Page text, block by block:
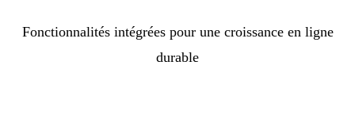
Fonctionnalités intégrées pour une croissance en ligne
durable